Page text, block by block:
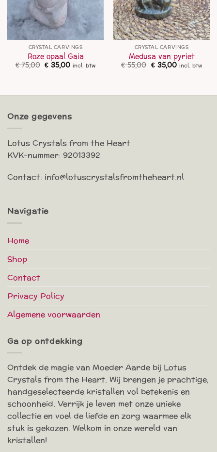
CRYSTAL CARVINGS
Roze opaal Gaia
€75,00 Oorspronkelijke
prijs
€ 35,00Huidige
prijs
incl. btw
CRYSTAL CARVINGS
Medusa van pyriet
€55,00 Oorspronkelijke
prijs
€35,00Huidige
prijs
incl. btw
Onze gegevens
Lotus Crystals from the Heart
KVK-nummer: 92013392
Contact: info@lotuscrystalsfromtheheart.nl
Navigatie
Home
Shop
Contact
Privacy Policy
Algemene voorwaarden
Ga op ontdekking
Ontdek de magie van Moeder Aarde bij Lotus
Crystals from the Heart. Wij brengen je prachtige,
handgeselecteerde kristallen vol betekenis en
schoonheid. Verrijk je leven met onze unieke
collectie en voel de liefde en zorg waarmee elk
stuk is gekozen. Welkom in onze wereld van
kristallen!